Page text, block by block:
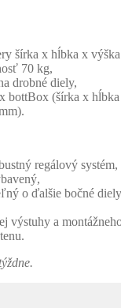
šírka x hĺbka x
70 kg,
drobné diely,
bottBox (šírka x
regálový systém,
o ďalšie bočné
výstuhy a